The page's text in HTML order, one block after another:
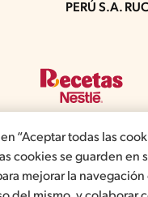
PERÚ S.A.
registradas por Société
S.A. Vevey (Suiza)
“Aceptar todas las
cookies se guarden en
mejorar la